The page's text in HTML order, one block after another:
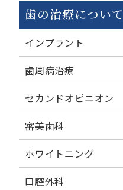
歯の治療について
インプラント
歯周病治療
セカンドオピニオン
審美歯科
ホワイトニング
口腔外科